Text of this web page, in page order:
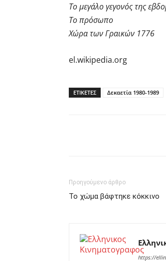
Το μεγάλο γεγονός της
Το πρόσωπο
Χώρα των Γραικών 1776
el.wikipedia.org
ΕΤΙΚΕΤΕΣ Δεκαετία 1980-1989
Προηγούμενο άρθρο
Το χώμα βάφτηκε κόκκινο
https://